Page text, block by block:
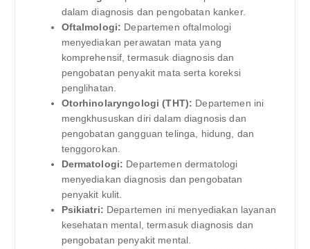
dalam diagnosis dan pengobatan kanker.
Oftalmologi: Departemen oftalmologi
menyediakan perawatan mata yang
komprehensif, termasuk diagnosis dan
pengobatan penyakit mata serta koreksi
penglihatan.
Otorhinolaryngologi (THT): Departemen ini
mengkhususkan diri dalam diagnosis dan
pengobatan gangguan telinga, hidung, dan
tenggorokan.
Dermatologi: Departemen dermatologi
menyediakan diagnosis dan pengobatan
penyakit kulit.
Psikiatri: Departemen ini menyediakan layanan
kesehatan mental, termasuk diagnosis dan
pengobatan penyakit mental.